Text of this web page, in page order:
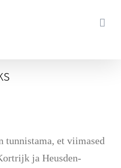
tunnistama, et viimased
ja Heusden-